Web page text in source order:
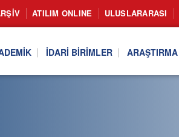
ATILIM ONLINE ULUSLARARASI
İDARI BIRIMLER ARAŞTIRMA